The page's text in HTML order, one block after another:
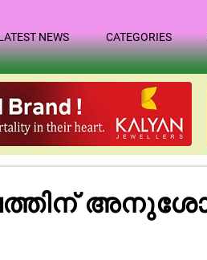
NEWS CATEGORIES
അനുശോചനം